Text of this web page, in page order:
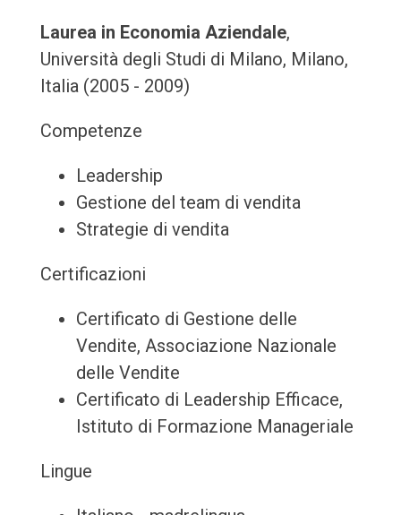
Laurea in Economia Aziendale,
Università degli Studi di Milano, Milano,
Italia (2005 - 2009)
Competenze
Leadership
Gestione del team di vendita
Strategie di vendita
Certificazioni
Certificato di Gestione delle
Vendite, Associazione Nazionale
delle Vendite
Certificato di Leadership Efficace,
Istituto di Formazione Manageriale
Lingue